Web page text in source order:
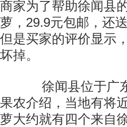
商家为了帮助徐闻县
萝，29.9元包邮，还
但是买家的评价显示
坏掉。
徐闻县位于广东
果农介绍，当地有将
萝大约就有四个来自